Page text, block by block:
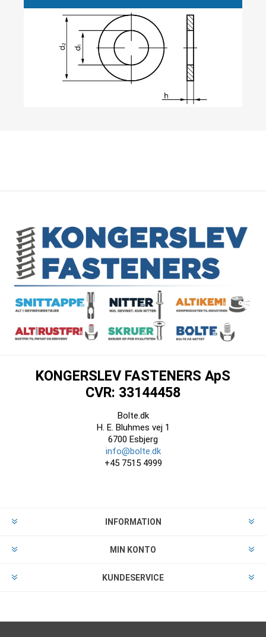
KONGERSLEV FASTENERS ApS
CVR: 33144458
Bolte.dk
H. E. Bluhmes vej 1
6700 Esbjerg
info@bolte.dk
+45 7515 4999
INFORMATION
MIN KONTO
KUNDESERVICE